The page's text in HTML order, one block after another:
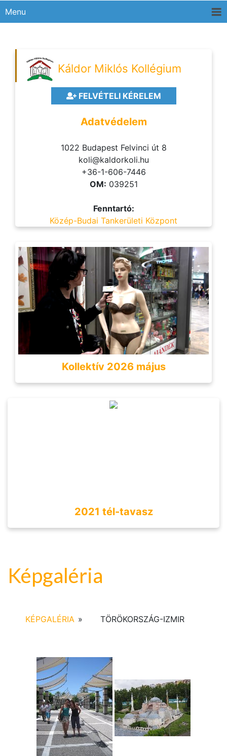
Menu
Káldor Miklós Kollégium
FELVÉTELI KÉRELEM
Adatvédelem
1022 Budapest Felvinci út 8
koli@kaldorkoli.hu
+36-1-606-7446
OM: 039251
Fenntartó:
Közép-Budai Tankerületi Központ
Kollektív 2026 május
2021 tél-tavasz
Képgaléria
KÉPGALÉRIA » TÖRÖKORSZÁG-IZMIR